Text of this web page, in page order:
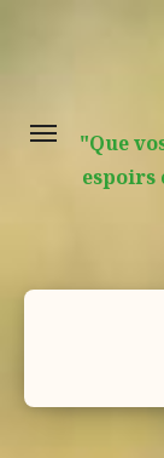
"Que
espoirs